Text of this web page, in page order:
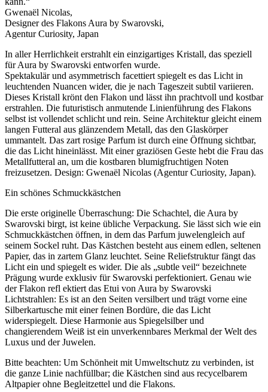
Gwenaël Nicolas,
Designer des Flakons Aura by Swarovski,
Agentur Curiosity, Japan
In aller Herrlichkeit erstrahlt ein einzigartiges Kristall, das speziell
für Aura by Swarovski entworfen wurde.
Spektakulär und asymmetrisch facettiert spiegelt es das Licht in
leuchtenden Nuancen wider, die je nach Tageszeit subtil variieren.
Dieses Kristall krönt den Flakon und lässt ihn prachtvoll und kostbar
erstrahlen. Die futuristisch anmutende Linienführung des Flakons
selbst ist vollendet schlicht und rein. Seine Architektur gleicht einem
langen Futteral aus glänzendem Metall, das den Glaskörper
ummantelt. Das zart rosige Parfum ist durch eine Öffnung sichtbar,
die das Licht hineinlässt. Mit einer graziösen Geste hebt die Frau das
Metallfutteral an, um die kostbaren blumigfruchtigen Noten
freizusetzen. Design: Gwenaël Nicolas (Agentur Curiosity, Japan).
Ein schönes Schmuckkästchen
Die erste originelle Überraschung: Die Schachtel, die Aura by
Swarovski birgt, ist keine übliche Verpackung. Sie lässt sich wie ein
Schmuckkästchen öffnen, in dem das Parfum juwelengleich auf
seinem Sockel ruht. Das Kästchen besteht aus einem edlen, seltenen
Papier, das in zartem Glanz leuchtet. Seine Reliefstruktur fängt das
Licht ein und spiegelt es wider. Die als „subtle veil“ bezeichnete
Prägung wurde exklusiv für Swarovski perfektioniert. Genau wie
der Flakon refl ektiert das Etui von Aura by Swarovski
Lichtstrahlen: Es ist an den Seiten versilbert und trägt vorne eine
Silberkartusche mit einer feinen Bordüre, die das Licht
widerspiegelt. Diese Harmonie aus Spiegelsilber und
changierendem Weiß ist ein unverkennbares Merkmal der Welt des
Luxus und der Juwelen.
Bitte beachten: Um Schönheit mit Umweltschutz zu verbinden, ist
die ganze Linie nachfüllbar; die Kästchen sind aus recycelbarem
Altpapier ohne Begleitzettel und die Flakons.